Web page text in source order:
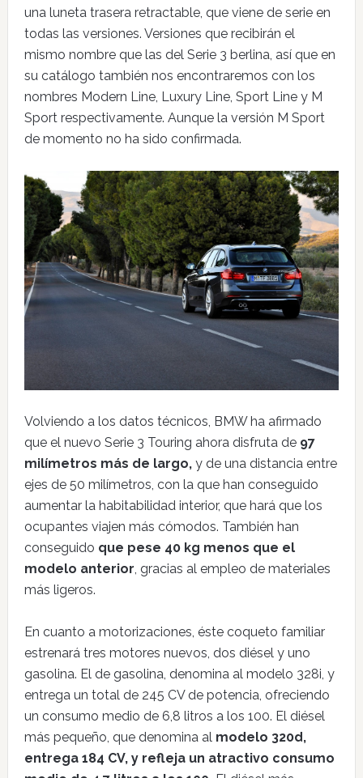
una luneta trasera retractable, que viene de serie en
todas las versiones. Versiones que recibirán el
mismo nombre que las del Serie 3 berlina, así que en
su catálogo también nos encontraremos con los
nombres Modern Line, Luxury Line, Sport Line y M
Sport respectivamente. Aunque la versión M Sport
de momento no ha sido confirmada.
Volviendo a los datos técnicos, BMW ha afirmado
que el nuevo Serie 3 Touring ahora disfruta de 97
milímetros más de largo,y de una distancia entre
ejes de 50 milímetros, con la que han conseguido
aumentar la habitabilidad interior, que hará que los
ocupantes viajen más cómodos. También han
conseguido que pese 40 kg menos que el
modelo anterior, gracias al empleo de materiales
más ligeros.
En cuanto a motorizaciones, éste coqueto familiar
estrenará tres motores nuevos, dos diésel y uno
gasolina. El de gasolina, denomina al modelo 328i, y
entrega un total de 245 CV de potencia, ofreciendo
un consumo medio de 6,8 litros a los 100. El diésel
más pequeño, que denomina al modelo 320d,
entrega 184 CV, y refleja un atractivo consumo